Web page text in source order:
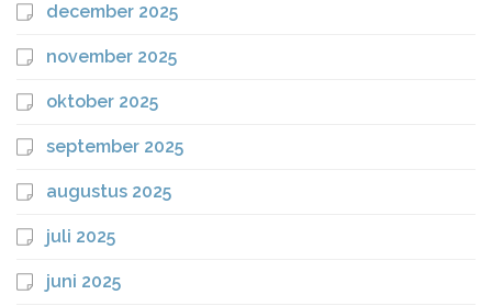
december 2025
november 2025
oktober 2025
september 2025
augustus 2025
juli 2025
juni 2025